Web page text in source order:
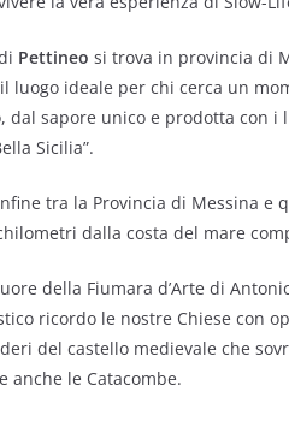
Pettineo si trova in provincia di
il luogo ideale per chi cerca un
dal sapore unico e prodotta con
Sicilia”.
tra la Provincia di Messina
dalla costa del mare
della Fiumara d’Arte di
ricordo le nostre Chiese con
del castello medievale che
anche le Catacombe.